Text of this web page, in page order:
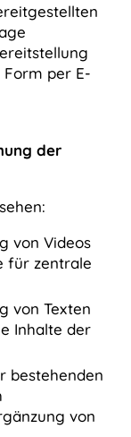
per E-
der
von Videos
für zentrale
von Texten
Inhalte der
bestehenden
von